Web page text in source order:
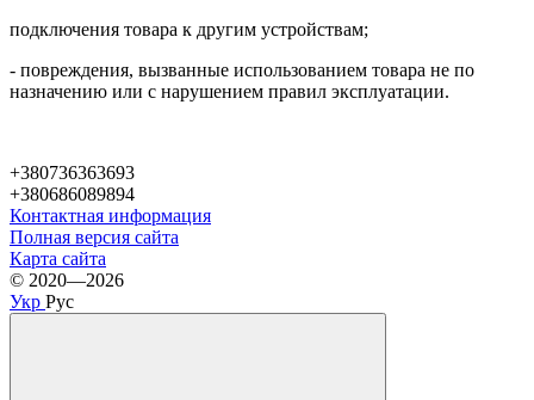
подключения товара к другим устройствам;
- повреждения, вызванные использованием товара не по
назначению или с нарушением правил эксплуатации.
+380736363693
+380686089894
Контактная информация
Полная версия сайта
Карта сайта
© 2020—2026
Укр Рус